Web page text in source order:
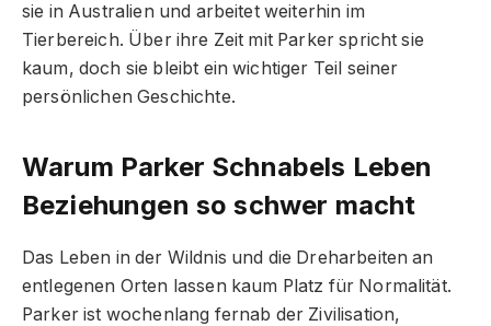
sie in Australien und arbeitet weiterhin im
Tierbereich. Über ihre Zeit mit Parker spricht sie
kaum, doch sie bleibt ein wichtiger Teil seiner
persönlichen Geschichte.
Warum Parker Schnabels Leben
Beziehungen so schwer macht
Das Leben in der Wildnis und die Dreharbeiten an
entlegenen Orten lassen kaum Platz für Normalität.
Parker ist wochenlang fernab der Zivilisation,